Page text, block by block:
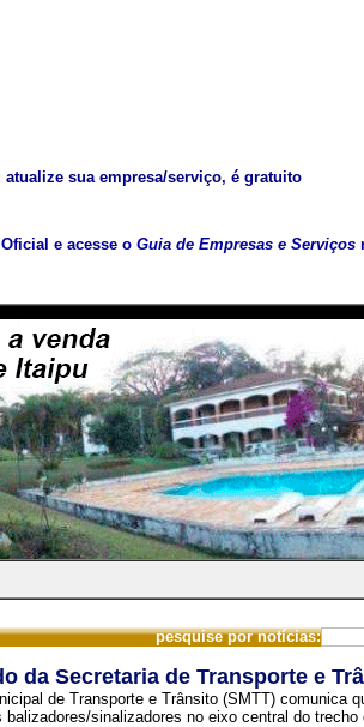
atualize sua empresa/serviço, é gratuito
e acesse o Guia de Empresas e Serviços
pesquise por notícias:
da Secretaria de Transporte e
de Transporte e Trânsito (SMTT) comunica
balizadores/sinalizadores no eixo central do trecho